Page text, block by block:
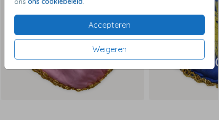
Accepteren
Weigeren